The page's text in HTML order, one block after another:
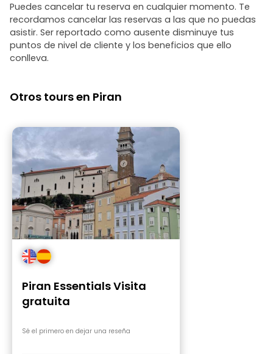
Puedes cancelar tu reserva en cualquier momento. Te
recordamos cancelar las reservas a las que no puedas
asistir. Ser reportado como ausente disminuye tus
puntos de nivel de cliente y los beneficios que ello
conlleva.
Otros tours en Piran
Piran Essentials Visita
gratuita
Sé el primero en dejar una reseña